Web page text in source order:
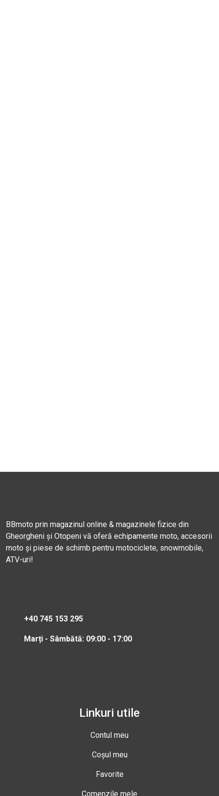
BBmoto prin magazinul online & magazinele fizice din
Gheorgheni și Otopeni vă oferă echipamente moto, accesorii
moto și piese de schimb pentru motociclete, snowmobile,
ATV-uri!
+40 745 153 295
Marți - Sâmbătă: 09:00 - 17:00
Linkuri utile
Contul meu
Coșul meu
Favorite
Comenzile mele